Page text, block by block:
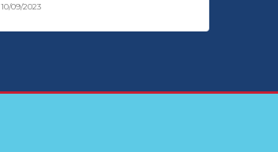
10/09/2023